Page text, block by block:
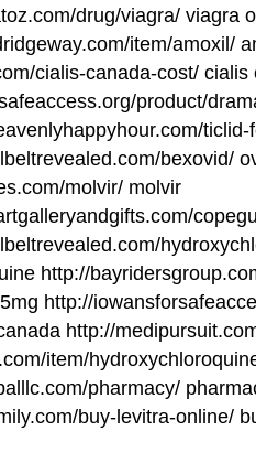
drug/viagra/ viagra
item/amoxil/
cialis-canada-cost/ cialis
product/
bexovid/
molvir/ molvir
http://
http://
http://
item/
pharmacy/
buy-levitra-online/